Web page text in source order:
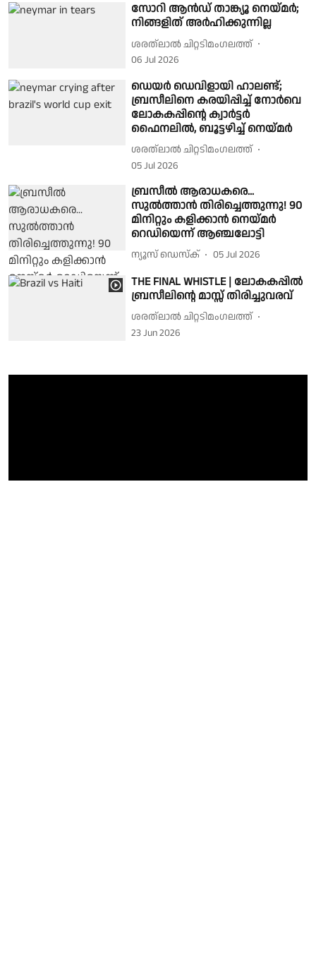
സോറി ആൻഡ് താങ്ക്യൂ നെയ്മർ;
നിങ്ങളിത് അർഹിക്കുന്നില്ല
ശരത്‌ലാൽ ചിറ്റടിമംഗലത്ത്
06 Jul 2026
ഡെയർ ഡെവിളായി ഹാലണ്ട്;
ബ്രസീലിനെ കരയിപ്പിച്ച് നോർവെ
ലോകകപ്പിൻ്റെ ക്വാർട്ടർ
ഫൈനലിൽ, ബൂട്ടഴിച്ച് നെയ്മർ
ശരത്‌ലാൽ ചിറ്റടിമംഗലത്ത്
05 Jul 2026
ബ്രസീൽ ആരാധകരെ...
സുൽത്താൻ തിരിച്ചെത്തുന്നു! 90
മിനിറ്റും കളിക്കാൻ നെയ്മർ
റെഡിയെന്ന് ആഞ്ചലോട്ടി
ന്യൂസ് ഡെസ്ക് 05 Jul 2026
THE FINAL WHISTLE | ലോകകപ്പിൽ
ബ്രസീലിൻ്റെ മാസ്സ് തിരിച്ചുവരവ്
ശരത്‌ലാൽ ചിറ്റടിമംഗലത്ത്
23 Jun 2026